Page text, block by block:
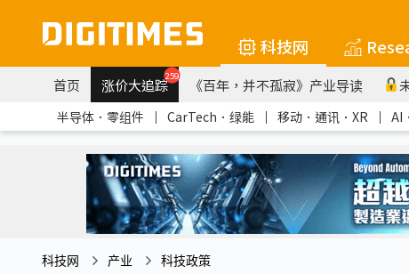
科技网
首页 涨价大追踪259 《百年，并不孤寂》产业导读
半导体．零组件 ｜ CarTech．绿能 ｜ 移动．通讯．XR ｜ AI
科技网 产业 科技政策